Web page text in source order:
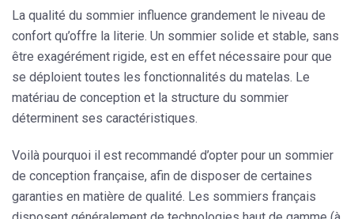
La qualité du sommier influence grandement le niveau de
confort qu’offre la literie. Un sommier solide et stable, sans
être exagérément rigide, est en effet nécessaire pour que
se déploient toutes les fonctionnalités du matelas. Le
matériau de conception et la structure du sommier
déterminent ses caractéristiques.
Voilà pourquoi il est recommandé d’opter pour un sommier
de conception française, afin de disposer de certaines
garanties en matière de qualité. Les sommiers français